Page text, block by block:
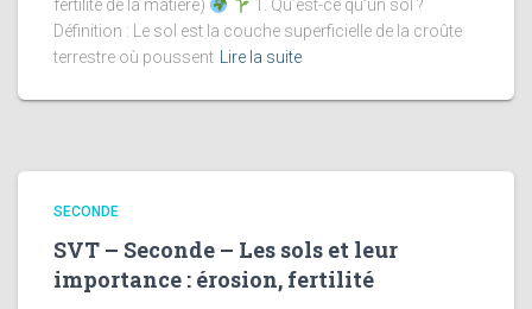
fertilité de la matière)
1. Qu’est-ce qu’un sol ?
Définition : Le sol est la couche superficielle de la croûte
terrestre où poussent Lire la suite
SECONDE
SVT – Seconde – Les sols et leur
importance : érosion, fertilité